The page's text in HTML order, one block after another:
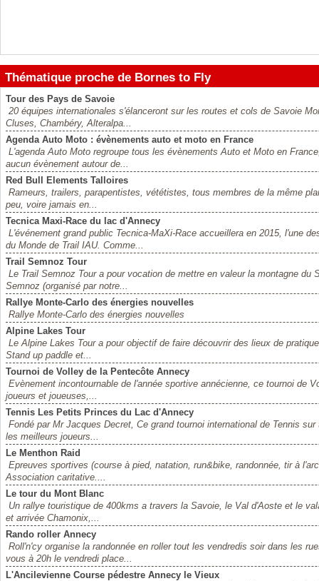
Thématique proche de Bornes to Fly
Tour des Pays de Savoie
20 équipes internationales s'élanceront sur les routes et cols de Savoie
Cluses, Chambéry, Alteralpa...
Agenda Auto Moto : évènements auto et moto en France
L'agenda Auto Moto regroupe tous les évènements Auto et Moto en
aucun évènement autour de...
Red Bull Elements Talloires
Rameurs, trailers, parapentistes, vététistes, tous membres de la même
peu, voire jamais en...
Tecnica Maxi-Race du lac d'Annecy
L'événement grand public Tecnica-MaXi-Race accueillera en 2015, l'une
du Monde de Trail IAU. Comme...
Trail Semnoz Tour
Le Trail Semnoz Tour a pour vocation de mettre en valeur la montagne
Semnoz (organisé par notre...
Rallye Monte-Carlo des énergies nouvelles
Rallye Monte-Carlo des énergies nouvelles
Alpine Lakes Tour
Le Alpine Lakes Tour a pour objectif de faire découvrir des lieux de
Stand up paddle et...
Tournoi de Volley de la Pentecôte Annecy
Evènement incontournable de l'année sportive annécienne, ce tournoi de
joueurs et joueuses,...
Tennis Les Petits Princes du Lac d'Annecy
Fondé par Mr Jacques Decret, Ce grand tournoi international de Tennis
les meilleurs joueurs...
Le Menthon Raid
Epreuves sportives (course à pied, natation, run&bike, randonnée, tir à
Association caritative....
Le tour du Mont Blanc
Un rallye touristique de 400kms a travers la Savoie, le Val d'Aoste et le
et arrivée Chamonix,...
Rando roller Annecy
Roll'n'cy organise la randonnée en roller tout les vendredis soir dans les
vous à 20h le vendredi place...
L'Ancilevienne Course pédestre Annecy le Vieux